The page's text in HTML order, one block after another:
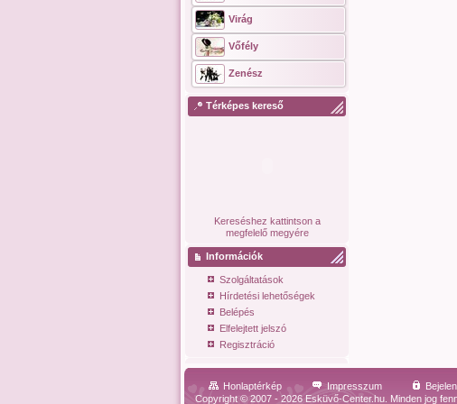
Virág
Vőfély
Zenész
Térképes kereső
Kereséshez kattintson a
megfelelő megyére
Információk
Szolgáltatások
Hírdetési lehetőségek
Belépés
Elfelejtett jelszó
Regisztráció
Honlaptérkép Impresszum
Copyright © 2007 - 2026 Esküvő-Center.hu. Minden jog